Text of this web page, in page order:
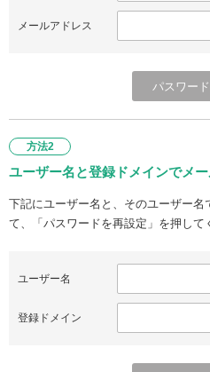
メールアドレス
方法2
ユーザー名と登録ドメインでメ
下記にユーザー名と、そのユーザー名
て、「パスワードを再設定」を押して
ユーザー名
登録ドメイン